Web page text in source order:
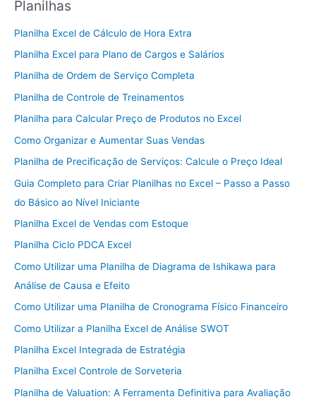
Planilhas
Planilha Excel de Cálculo de Hora Extra
Planilha Excel para Plano de Cargos e Salários
Planilha de Ordem de Serviço Completa
Planilha de Controle de Treinamentos
Planilha para Calcular Preço de Produtos no Excel
Como Organizar e Aumentar Suas Vendas
Planilha de Precificação de Serviços: Calcule o Preço Ideal
Guia Completo para Criar Planilhas no Excel – Passo a Passo
do Básico ao Nível Iniciante
Planilha Excel de Vendas com Estoque
Planilha Ciclo PDCA Excel
Como Utilizar uma Planilha de Diagrama de Ishikawa para
Análise de Causa e Efeito
Como Utilizar uma Planilha de Cronograma Físico Financeiro
Como Utilizar a Planilha Excel de Análise SWOT
Planilha Excel Integrada de Estratégia
Planilha Excel Controle de Sorveteria
Planilha de Valuation: A Ferramenta Definitiva para Avaliação